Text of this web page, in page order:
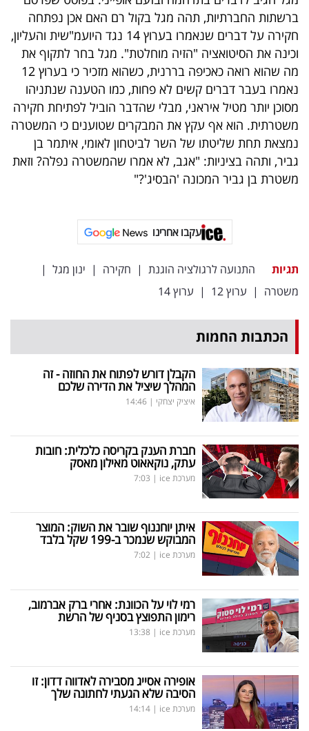
פרסמו
באייס
עקבו
אחרינו:
ברשתות החברתיות, תהה מגל בקול רם האם אכן נפתחה
חקירה על דברים שנאמרו בערוץ 14 נגד היועמ"שית והעליון,
וכינה את הסיטואציה "הזיה מוחלטת". מגל בחר לתקוף את
מה שהוא רואה כאכיפה בררנית, כשהוא מזכיר כי בערוץ 12
נאמרו בעבר דברים קשים לא פחות, כמו הטענה שנתניהו
מסוכן יותר מטיל איראני, מבלי שהדבר הוביל לפתיחת חקירה
משטרתית. הוא אף עקץ את המבקרים שטוענים כי המשטרה
נמצאת תחת שליטתו של השר לביטחון לאומי, איתמר בן
גביר, ותהה בציניות: "אגב, לא אמרו שהמשטרה נפלה? וזאת
משטרת בן גביר המכונה 'הבסיג'?"
עקבו אחרינו
תגיות התנועה לרגולציה הוגנת | חקירה | ינון מגל |
משטרה | ערוץ 12 | ערוץ 14
הכתבות החמות
הקבלן דורש לפתוח את החוזה - זה
המהלך שיציל את הדירה שלכם
איציק יצחקי |
14:46
חברת הענק בקריסה כלכלית: חובות
עתק, נוקאאוט מאילון מאסק
מערכת ice |
7:03
איתן יוחננוף שובר את השוק: המוצר
המבוקש שנמכר ב-199 שקל בלבד
מערכת ice |
7:02
רמי לוי על הכוונת: אחרי ברק אברמוב,
רימון התפוצץ בסניף של הרשת
מערכת ice |
13:38
אופירה אסייג מסבירה לאדווה דדון: זו
הסיבה שלא הגעתי לחתונה שלך
מערכת ice |
14:14